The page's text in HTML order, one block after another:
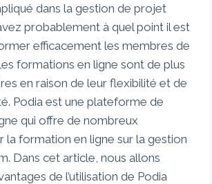
dans la gestion de projet
probablement à quel point il est
efficacement les membres de
formations en ligne sont de plus
en raison de leur flexibilité et de
Podia est une plateforme de
qui offre de nombreux
la formation en ligne sur la gestion
Dans cet article, nous allons
de l’utilisation de Podia